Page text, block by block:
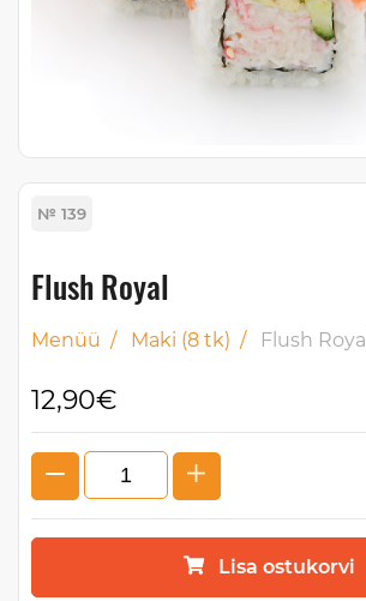
№ 139
Flush Royal
Menüü / Maki (8 tk) / Flush Royal
12,90€
Lisa ostukorvi